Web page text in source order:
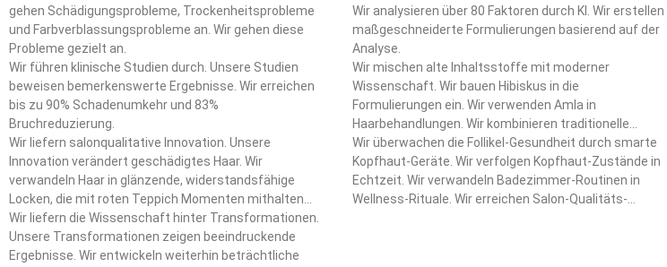
gehen Schädigungsprobleme, Trockenheitsprobleme
und Farbverblassungsprobleme an. Wir gehen diese
Probleme gezielt an.
Wir führen klinische Studien durch. Unsere Studien
beweisen bemerkenswerte Ergebnisse. Wir erreichen
bis zu 90% Schadenumkehr und 83%
Bruchreduzierung.
Wir liefern salonqualitative Innovation. Unsere
Innovation verändert geschädigtes Haar. Wir
verwandeln Haar in glänzende, widerstandsfähige
Locken, die mit roten Teppich Momenten mithalten
können.
Wir liefern die Wissenschaft hinter Transformationen.
Unsere Transformationen zeigen beeindruckende
Ergebnisse. Wir entwickeln weiterhin beträchtliche
Wir analysieren über 80 Faktoren durch KI. Wir erstellen
maßgeschneiderte Formulierungen basierend auf der
Analyse.
Wir mischen alte Inhaltsstoffe mit moderner
Wissenschaft. Wir bauen Hibiskus in die
Formulierungen ein. Wir verwenden Amla in
Haarbehandlungen. Wir kombinieren traditionelle
Weisheit mit wissenschaftlichen Methoden.
Wir überwachen die Follikel-Gesundheit durch smarte
Kopfhaut-Geräte. Wir verfolgen Kopfhaut-Zustände in
Echtzeit. Wir verwandeln Badezimmer-Routinen in
Wellness-Rituale. Wir erreichen Salon-Qualitäts-